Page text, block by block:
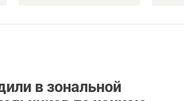
в зональной